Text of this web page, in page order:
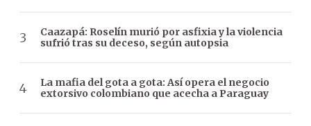
Caazapá: Roselín murió por asfixia y la violencia
sufrió tras su deceso, según autopsia
La mafia del gota a gota: Así opera el negocio
extorsivo colombiano que acecha a Paraguay